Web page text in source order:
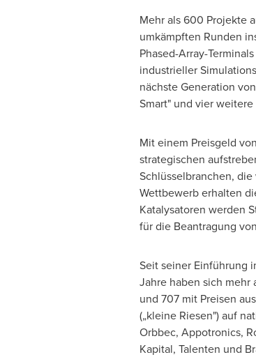
Mehr als 600 Projekte
umkämpften Runden
Phased-Array-
industrieller
nächste Generation
Smart" und vier
Mit einem Preisgeld
strategischen
Schlüsselbranchen, die
Wettbewerb erhalten
Katalysatoren werden
für die Beantragung
Seit seiner Einführung
Jahre haben sich
und 707 mit Preisen
(„kleine Riesen") auf
Orbbec, Appotronics,
Kapital, Talenten und